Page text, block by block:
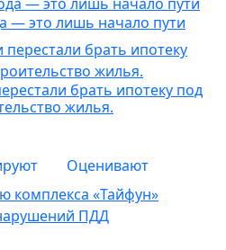
— это лишь начало пути
брать ипотеку под
жилья.
Оценивают